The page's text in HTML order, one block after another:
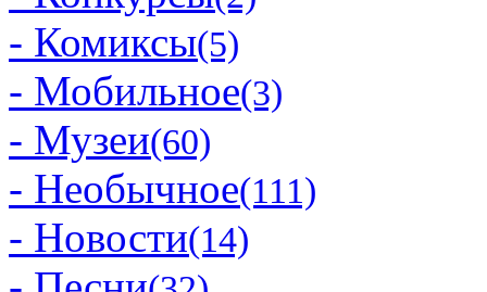
- Комиксы(5)
- Мобильное(3)
- Музеи(60)
- Необычное(111)
- Новости(14)